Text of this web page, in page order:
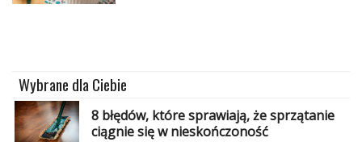
Wybrane dla Ciebie
8 błędów, które sprawiają, że sprzątanie
ciągnie się w nieskończoność